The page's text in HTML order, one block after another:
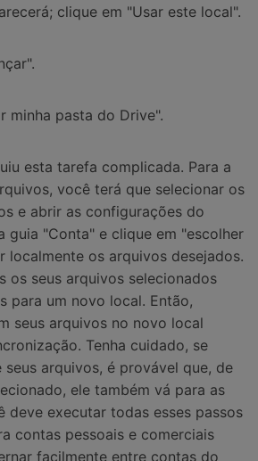
clique em "Usar este local".
minha pasta do Drive".
esta tarefa complicada. Para a
você terá que selecionar os
e abrir as configurações do
guia "Conta" e clique em "escolher
localmente os arquivos desejados.
os seus arquivos selecionados
para um novo local. Então,
seus arquivos no novo local
Tenha cuidado, se
arquivos, é provável que, de
ele também vá para as
deve executar todas esses passos
contas pessoais e comerciais
facilmente entre contas do